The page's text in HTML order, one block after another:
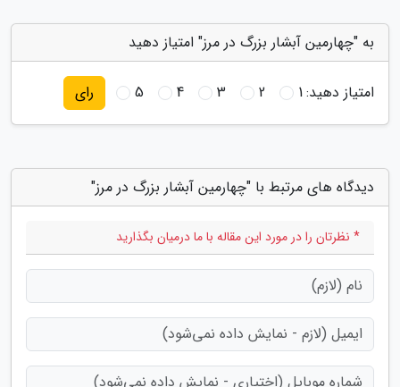
به "چهارمین آبشار بزرگ در مرز" امتیاز دهید
امتیاز دهید:1
2
3
4
5 رای
دیدگاه های مرتبط با "چهارمین آبشار بزرگ در مرز"
* نظرتان را در مورد این مقاله با ما درمیان بگذارید